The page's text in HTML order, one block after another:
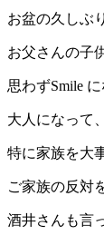
お盆の久しぶ
お父さんの子
思わずSmile
大人になって
特に家族を大
ご家族の反対
酒井さんも言